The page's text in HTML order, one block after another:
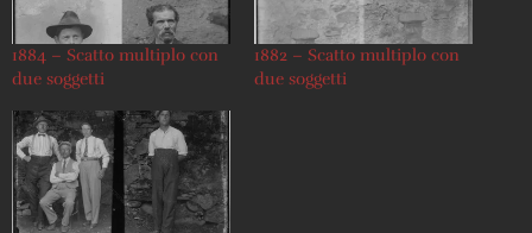
1884 – Scatto multiplo con
due soggetti
1882 – Scatto multiplo con
due soggetti